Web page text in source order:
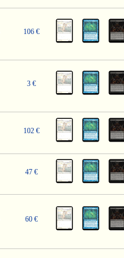
106 €
3 €
102 €
47 €
60 €